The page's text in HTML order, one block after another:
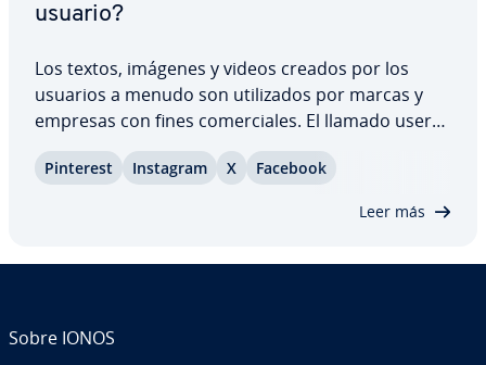
usuario?
Los textos, imágenes y videos creados por los
usuarios a menudo son uti­li­za­dos por marcas y
empresas con fines co­me­r­cia­les. El llamado user
generated content o contenido generado por el
usuario es una forma barata y efectiva de
Pinterest Instagram X Facebook
Leer más
Sobre IONOS